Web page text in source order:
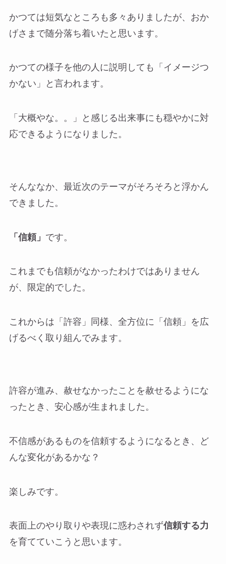
かつては短気なところも多々ありましたが、おか
げさまで随分落ち着いたと思います。
かつての様子を他の人に説明しても「イメージつ
かない」と言われます。
「大概やな。。」と感じる出来事にも穏やかに対
応できるようになりました。
そんななか、最近次のテーマがそろそろと浮かん
できました。
「信頼」 です。
これまでも信頼がなかったわけではありません
が、限定的でした。
これからは「許容」同様、全方位に「信頼」を広
げるべく取り組んでみます。
許容が進み、赦せなかったことを赦せるようにな
ったとき、安心感が生まれました。
不信感があるものを信頼するようになるとき、ど
んな変化があるかな？
楽しみです。
表面上のやり取りや表現に惑わされず信頼する力
を育てていこうと思います。